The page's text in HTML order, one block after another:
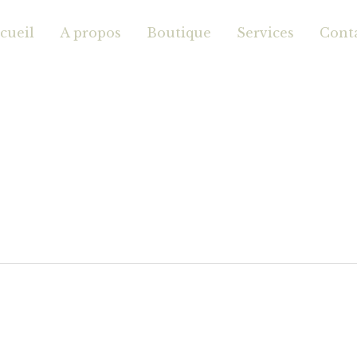
A propos Boutique Services